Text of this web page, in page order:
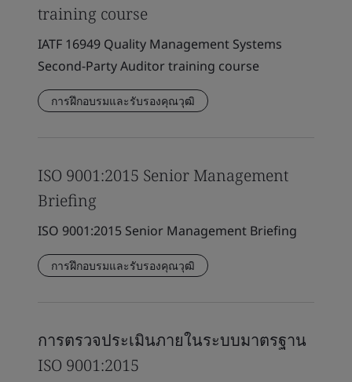
training course
IATF 16949 Quality Management Systems
Second-Party Auditor training course
การฝึกอบรมและรับรองคุณวุฒิ
ISO 9001:2015 Senior Management
Briefing
ISO 9001:2015 Senior Management Briefing
การฝึกอบรมและรับรองคุณวุฒิ
การตรวจประเมินภายในระบบมาตรฐาน
ISO 9001:2015